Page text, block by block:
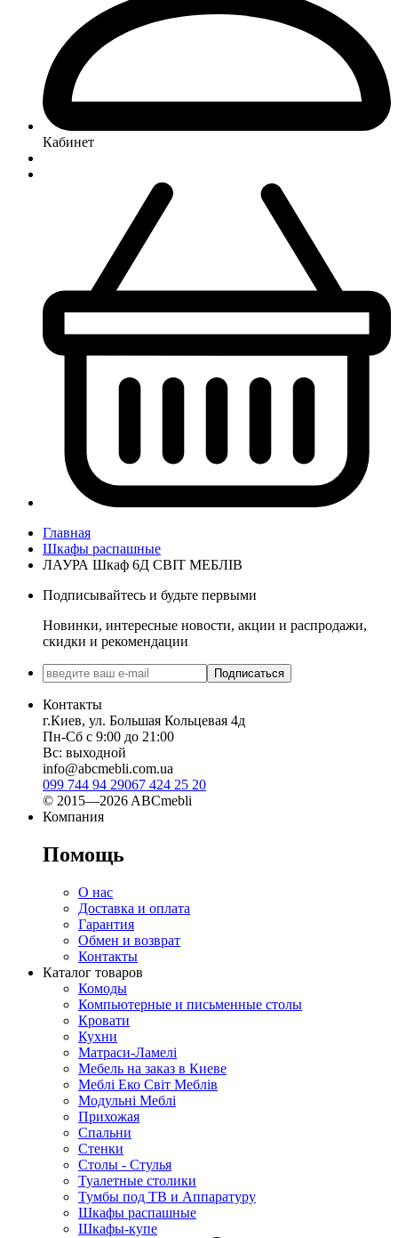
Кабинет
Главная
Шкафы распашные
ЛАУРА Шкаф 6Д СВІТ МЕБЛІВ
Подписывайтесь и будьте первыми
Новинки, интересные новости, акции и распродажи,
скидки и рекомендации
Подписаться
Контакты
г.Киев, ул. Большая Кольцевая 4д
Пн-Сб с 9:00 до 21:00
Вс: выходной
info@abcmebli.com.ua
099 744 94 29067 424 25 20
© 2015—2026 ABCmebli
Компания
Помощь
О нас
Доставка и оплата
Гарантия
Обмен и возврат
Контакты
Каталог товаров
Комоды
Компьютерные и письменные столы
Кровати
Кухни
Матраси-Ламелі
Мебель на заказ в Киеве
Меблі Еко Світ Меблів
Модульні Меблі
Прихожая
Спальни
Стенки
Столы - Стулья
Туалетные столики
Тумбы под ТВ и Аппаратуру
Шкафы распашные
Шкафы-купе